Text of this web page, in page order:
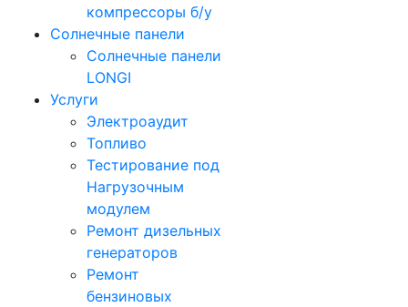
компрессоры б/у
Солнечные панели
Солнечные панели
LONGI
Услуги
Электроаудит
Топливо
Тестирование под
Нагрузочным
модулем
Ремонт дизельных
генераторов
Ремонт
бензиновых